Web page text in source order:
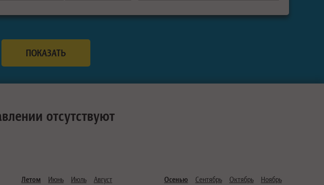
отсутствуют
Летом Июнь Июль Август Осенью Сентябрь Октябрь Ноябрь